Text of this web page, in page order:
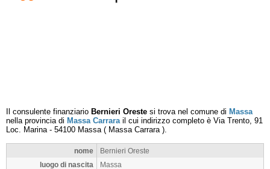
Il consulente finanziario Bernieri Oreste si trova nel comune di Massa
nella provincia di Massa Carrarail cui indirizzo completo è Via Trento, 91
Loc. Marina- 54100 Massa( Massa Carrara).
nome
Bernieri Oreste
luogo di nascita
Massa